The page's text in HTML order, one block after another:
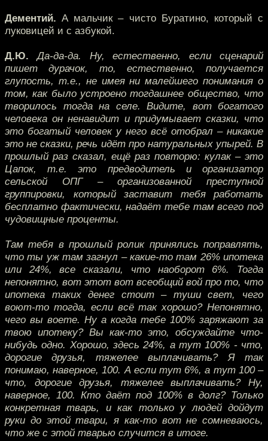
Дементий. А мальчик – чисто Буратино, который с
луковицей и с азбукой.
Д.Ю. Да-да-да. Ну, естественно, если сценарий
пишет дурачок, то, естественно, получается
глупость, т.е., не имея ни малейшего понимания о
том, как было устроено тогдашнее общество, что
творилось тогда на селе. Видите, вот богатого
человека он ненавидит и придумывает сказки, что
это богатый человек у него всё отобрал – никакие
это не сказки, речь идёт про натуральных упырей. В
прошлый раз сказал, ещё раз повторю: кулак – это
Цапок, т.е. это предводитель и организатор
сельской ОПГ – организованной преступной
группировки, который заставит тебя работать
бесплатно фактически, надаёт тебе там всего под
чудовищные проценты.
Там тебя в прошлый ролик принялись поправлять,
что ты уж там загнул – какие-то там 26% ипотека
или 24%, все сказали, что наоборот 6%. Тогда
непонятно, вот этот вот всеобщий вой про то, что
ипотека таких денег стоит – туши свет, чего
воют-то тогда, если всё так хорошо? Непонятно,
чего вы воете. Ну а когда тебе 100% заряжают за
твою ипотеку? Вы как-то это, обсуждайте что-
нибудь одно. Хорошо, здесь 24%, а тут 100% - что,
дорогие друзья, тяжелее выплачивать? Я так
понимаю, наверное, 100. А если тут 6%, а тут 100 –
что, дорогие друзья, тяжелее выплачивать? Ну,
наверное, 100. Кто даёт под 100% в долг? Только
конкретная тварь, и как только у людей дойдут
руки до этой твари, я как-то вот не сомневаюсь,
что же с этой тварью случится в итоге.